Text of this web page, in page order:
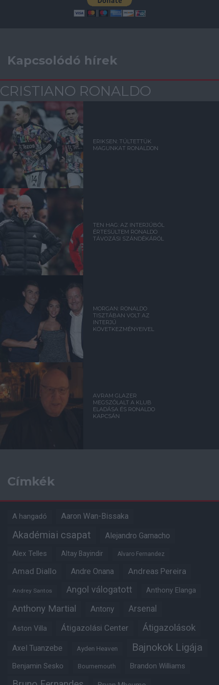
Kapcsolódó hírek
CRISTIANO RONALDO
ERIKSEN: TÚLTETTÜK
MAGUNKAT RONALDON
TEN HAG: AZ INTERJÚBÓL
ÉRTESÜLTEM RONALDO
TÁVOZÁSI SZÁNDÉKÁRÓL
MORGAN: RONALDO
TISZTÁBAN VOLT AZ
INTERJÚ
KÖVETKEZMÉNYEIVEL
AVRAM GLAZER
MEGSZÓLALT A KLUB
ELADÁSA ÉS RONALDO
KAPCSÁN
Címkék
A hangadó Aaron Wan-Bissaka
Akadémiai csapat Alejandro Garnacho
Alex Telles Altay Bayindir Alvaro Fernandez
Amad Diallo Andre Onana Andreas Pereira
Andrey Santos Angol válogatott Anthony Elanga
Anthony Martial Antony Arsenal
Aston Villa Átigazolási Center Átigazolások
Axel Tuanzebe Ayden Heaven Bajnokok Ligája
Benjamin Sesko Bournemouth Brandon Williams